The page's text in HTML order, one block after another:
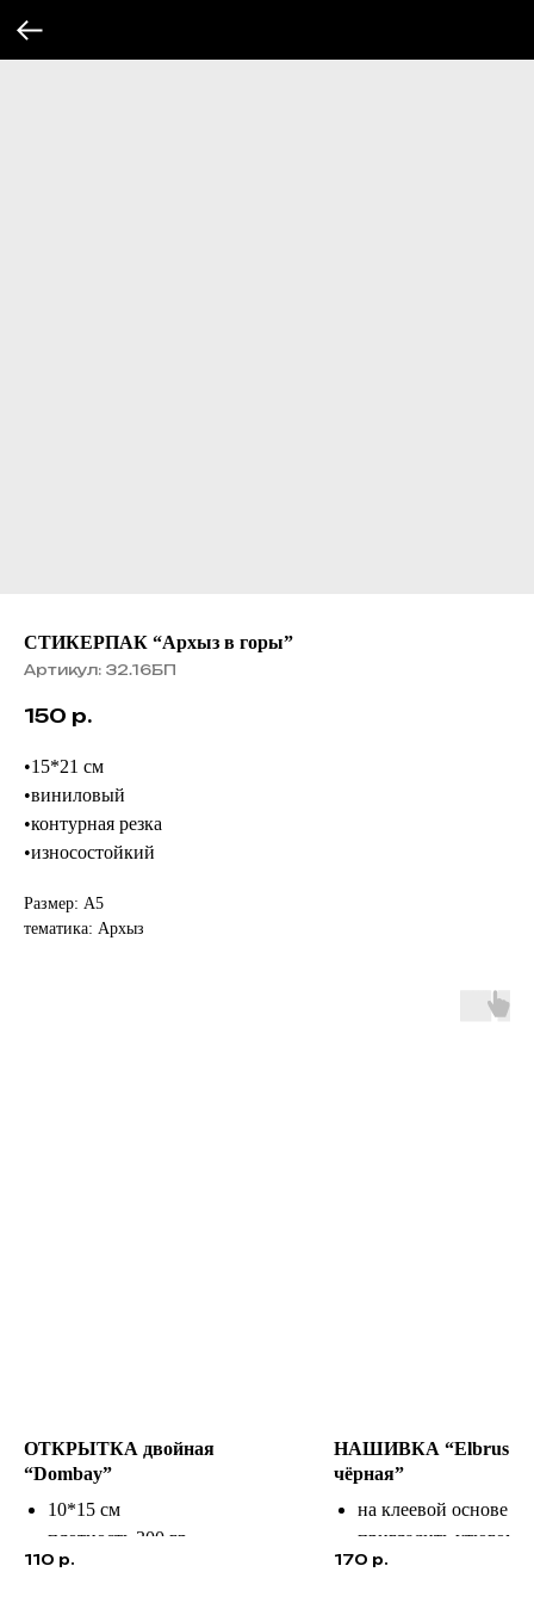
СТИКЕРПАК “Архыз в горы”
Артикул: 32.16БП
150 р.
•15*21 см
•виниловый
•контурная резка
•износостойкий
Размер: А5
тематика: Архыз
ОТКРЫТКА двойная
“Dombay”
10*15 см
плотность 300 гр
фактурная дизайнерская
110 р.
НАШИВКА “Elbrus
чёрная”
на клеевой основе
пригладить утюгом
диаметр 7 см
170 р.